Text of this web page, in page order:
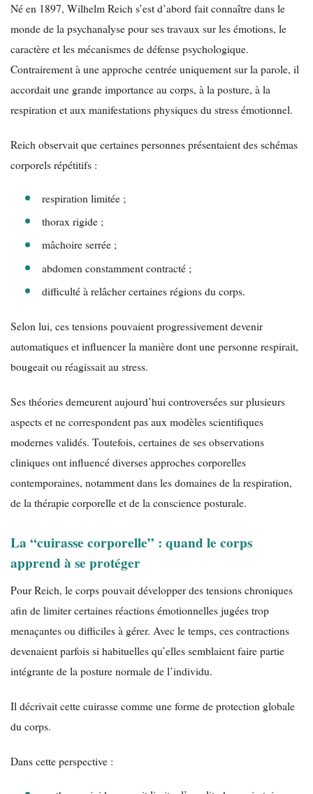
Né en 1897, Wilhelm Reich s’est d’abord fait connaître dans le
monde de la psychanalyse pour ses travaux sur les émotions, le
caractère et les mécanismes de défense psychologique.
Contrairement à une approche centrée uniquement sur la parole, il
accordait une grande importance au corps, à la posture, à la
respiration et aux manifestations physiques du stress émotionnel.
Reich observait que certaines personnes présentaient des schémas
corporels répétitifs :
respiration limitée ;
thorax rigide ;
mâchoire serrée ;
abdomen constamment contracté ;
difficulté à relâcher certaines régions du corps.
Selon lui, ces tensions pouvaient progressivement devenir
automatiques et influencer la manière dont une personne respirait,
bougeait ou réagissait au stress.
Ses théories demeurent aujourd’hui controversées sur plusieurs
aspects et ne correspondent pas aux modèles scientifiques
modernes validés. Toutefois, certaines de ses observations
cliniques ont influencé diverses approches corporelles
contemporaines, notamment dans les domaines de la respiration,
de la thérapie corporelle et de la conscience posturale.
La “cuirasse corporelle” : quand le corps
apprend à se protéger
Pour Reich, le corps pouvait développer des tensions chroniques
afin de limiter certaines réactions émotionnelles jugées trop
menaçantes ou difficiles à gérer. Avec le temps, ces contractions
devenaient parfois si habituelles qu’elles semblaient faire partie
intégrante de la posture normale de l’individu.
Il décrivait cette cuirasse comme une forme de protection globale
du corps.
Dans cette perspective :